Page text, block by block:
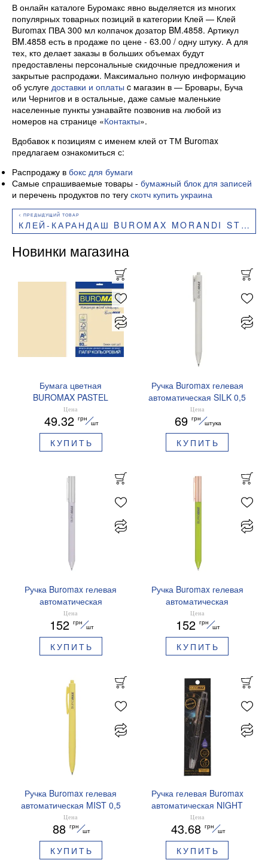
В онлайн каталоге Буромакс явно выделяется из многих
популярных товарных позиций в категории Клей — Клей
Buromax ПВА 300 мл колпачок дозатор BM.4858. Артикул
BM.4858 есть в продаже по цене - 63.00 / одну штуку. А для
тех, кто делает заказы в больших объемах будут
предоставлены персональные скидочные предложения и
закрытые распродажи. Максимально полную информацию
об услуге доставки и оплаты c магазин в — Бровары, Буча
или Чернигов и в остальные, даже самые маленькие
населенные пункты узнавайте позвонив на любой из
номеров на странице «Контакты».
Вдобавок к позициям с именем клей от ТМ Buromax
предлагаем ознакомиться с:
Распродажу в бокс для бумаги
Самые спрашиваемые товары - бумажный блок для записей
и перечень продуктов по тегу скотч купить украина
КЛЕЙ-КАРАНДАШ BUROMAX MORANDI STYLE 6Г PVP BM.4922
Новинки магазина
Бумага цветная
BUROMAX PASTEL
EUROMAX 20 арк А4 80 г/
мс BM.2721220E-08
Цена
49.32 грн
шт
КУПИТЬ
Ручка Buromax гелевая
автоматическая SILK 0,5
мм синие чернила
BM.83100
Цена
69 грн
штука
КУПИТЬ
Ручка Buromax гелевая
автоматическая
PRESTIGE SILVER 0,5 мм
синие чернила BM.83102
Цена
152 грн
шт
КУПИТЬ
Ручка Buromax гелевая
автоматическая
PRESTIGE GOLD 0,5 мм
синие чернила BM.83101
Цена
152 грн
шт
КУПИТЬ
Ручка Buromax гелевая
автоматическая MIST 0,5
мм синие чернила
BM.83103
Цена
88 грн
шт
КУПИТЬ
Ручка гелевая Buromax
автоматическая NIGHT
SKY ZODIAC 0.5 мм
ароматизированный грипп
синие чернила BM.8379-
01
Цена
43.68 грн
шт
КУПИТЬ